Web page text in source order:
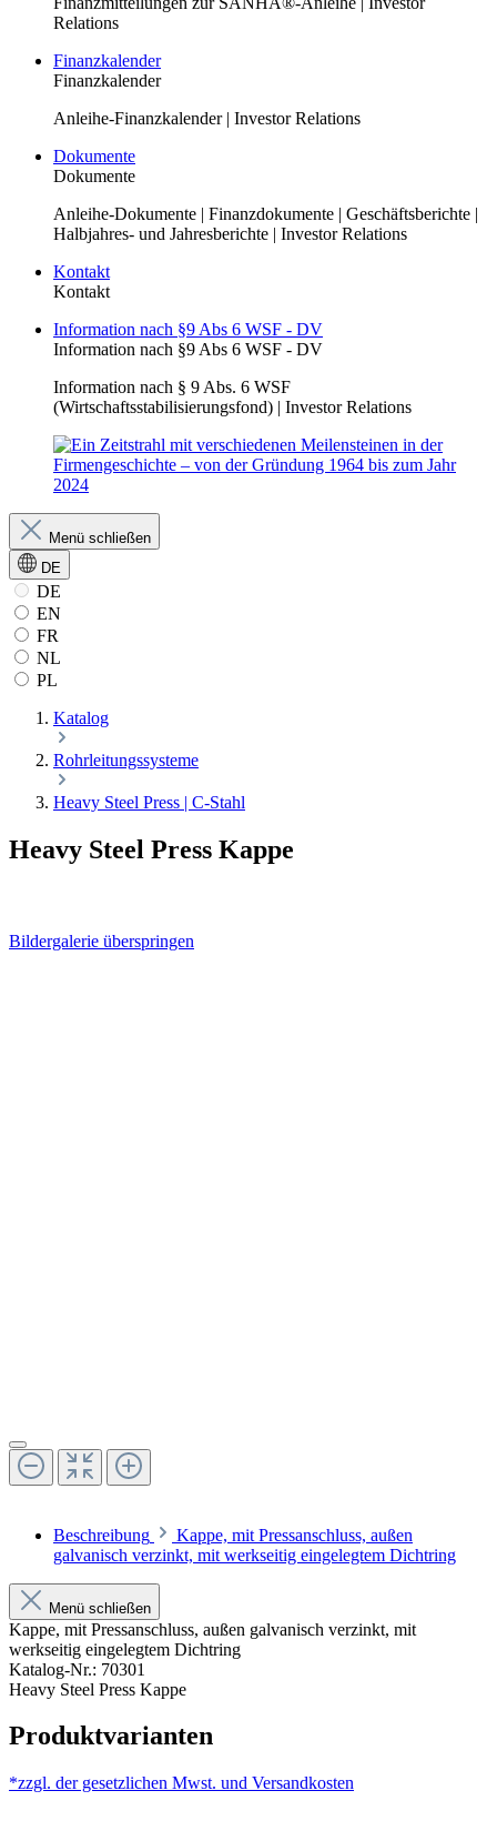
Relations
Finanzkalender
Finanzkalender
Anleihe-Finanzkalender | Investor Relations
Dokumente
Dokumente
Anleihe-Dokumente | Finanzdokumente | Geschäftsberichte |
Halbjahres- und Jahresberichte | Investor Relations
Kontakt
Kontakt
Information nach §9 Abs 6 WSF - DV
Information nach §9 Abs 6 WSF - DV
Information nach § 9 Abs. 6 WSF
(Wirtschaftsstabilisierungsfond) | Investor Relations
Menü schließen
DE
DE
EN
FR
NL
PL
Katalog
Rohrleitungssysteme
Heavy Steel Press | C-Stahl
Heavy Steel Press Kappe
Bildergalerie überspringen
Beschreibung
Kappe, mit Pressanschluss, außen
galvanisch verzinkt, mit werkseitig eingelegtem Dichtring
Menü schließen
Kappe, mit Pressanschluss, außen galvanisch verzinkt, mit
werkseitig eingelegtem Dichtring
Katalog-Nr.: 70301
Heavy Steel Press Kappe
Produktvarianten
*zzgl. der gesetzlichen Mwst. und Versandkosten